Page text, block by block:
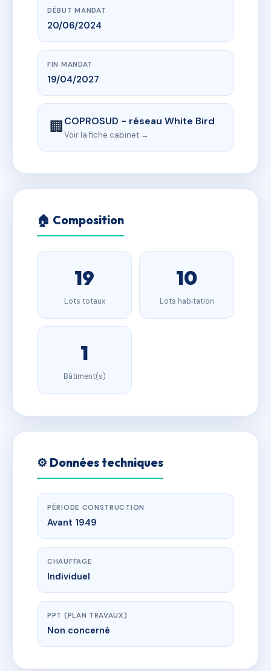
DÉBUT MANDAT
20/06/2024
FIN MANDAT
19/04/2027
🏢COPROSUD - réseau White Bird
Voir la fiche cabinet →
🏠 Composition
19
Lots totaux
10
Lots habitation
1
Bâtiment(s)
⚙️ Données techniques
PÉRIODE CONSTRUCTION
Avant 1949
CHAUFFAGE
Individuel
PPT (PLAN TRAVAUX)
Non concerné